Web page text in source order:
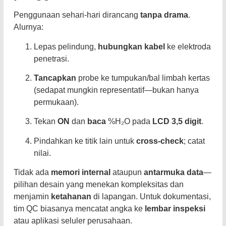
Penggunaan sehari-hari dirancang tanpa drama.
Alurnya:
Lepas pelindung, hubungkan kabel ke elektroda
penetrasi.
Tancapkan probe ke tumpukan/bal limbah kertas
(sedapat mungkin representatif—bukan hanya
permukaan).
Tekan ON dan baca %H₂O pada LCD 3,5 digit.
Pindahkan ke titik lain untuk cross-check; catat
nilai.
Tidak ada memori internal ataupun antarmuka data—
pilihan desain yang menekan kompleksitas dan
menjamin ketahanan di lapangan. Untuk dokumentasi,
tim QC biasanya mencatat angka ke lembar inspeksi
atau aplikasi seluler perusahaan.